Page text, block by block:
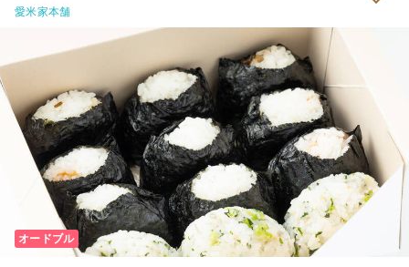
愛米家本舗
オードブル